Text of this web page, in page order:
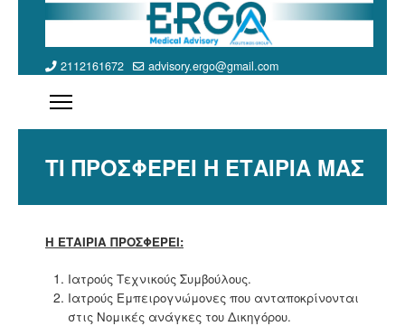
2112161672 advisory.ergo@gmail.com
ΤΙ ΠΡΟΣΦΕΡΕΙ Η ΕΤΑΙΡΙΑ ΜΑΣ
Η ΕΤΑΙΡΙΑ ΠΡΟΣΦΕΡΕΙ:
Ιατρούς Τεχνικούς Συμβούλους.
Ιατρούς Εμπειρογνώμονες που ανταποκρίνονται
στις Νομικές ανάγκες του Δικηγόρου.